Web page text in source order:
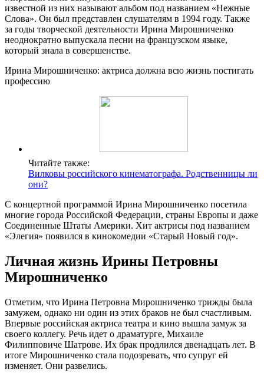
известной из них называют альбом под названием «Нежные
Слова». Он был представлен слушателям в 1994 году. Также
за годы творческой деятельности Ирина Мирошниченко
неоднократно выпускала песни на французском языке,
который знала в совершенстве.
Ирина Мирошниченко: актриса должна всю жизнь постигать
профессию
Читайте также:
Вилковы российского кинематографа. Родственницы ли
они?
С концертной программой Ирина Мирошниченко посетила
многие города Российской Федерации, страны Европы и даже
Соединенные Штаты Америки. Хит актрисы под названием
«Элегия» появился в кинокомедии «Старый Новый год».
Личная жизнь Ирины Петровны
Мирошниченко
Отметим, что Ирина Петровна Мирошниченко трижды была
замужем, однако ни один из этих браков не был счастливым.
Впервые российская актриса театра и кино вышла замуж за
своего коллегу. Речь идет о драматурге, Михаиле
Филипповиче Шатрове. Их брак продлился двенадцать лет. В
итоге Мирошниченко стала подозревать, что супруг ей
изменяет. Они развелись.